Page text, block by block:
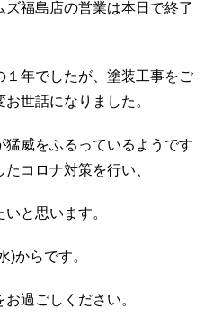
福島店の営業は本日で終了
１年でしたが、塗装工事をご
世話になりました。
威をふるっているようです
コロナ対策を行い、
と思います。
)からです。
過ごしください。